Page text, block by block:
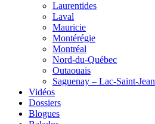
Laurentides
Laval
Mauricie
Montérégie
Montréal
Nord-du-Québec
Outaouais
Saguenay – Lac-Saint-Jean
Vidéos
Dossiers
Blogues